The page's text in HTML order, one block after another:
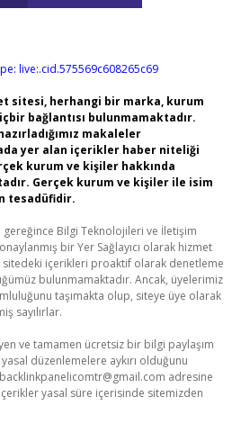
live:.cid.575569c608265c69
sitesi, herhangi bir marka, kurum
bağlantısı bulunmamaktadır.
makaleler
yer alan içerikler haber niteliği
kurum ve kişiler hakkında
Gerçek kurum ve kişiler ile isim
tesadüfidir.
gereğince Bilgi Teknolojileri ve İletişim
bir Yer Sağlayıcı olarak hizmet
içerikleri proaktif olarak denetleme
bulunmamaktadır. Ancak, üyelerimiz
taşımakta olup, siteye üye olarak
sayılırlar.
ve tamamen ücretsiz bir bilgi paylaşım
düzenlemelere aykırı olduğunu
backlinkpanelicomtr@gmail.com adresine
yasal süre içerisinde sitemizden